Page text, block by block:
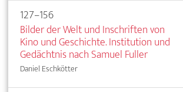
127–156
Bilder der Welt und Inschriften von
Kino und Geschichte. Institution und
Gedächtnis nach Samuel Fuller
Daniel Eschkötter